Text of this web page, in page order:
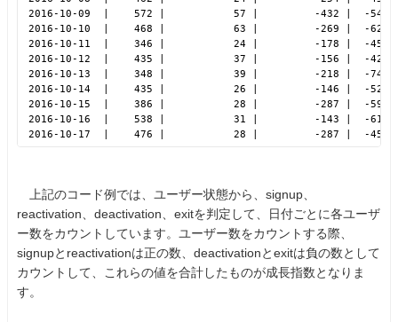
2016-10-09  |    572 |           57 |         -432 |  -54 |
2016-10-10  |    468 |           63 |         -269 |  -62 |
2016-10-11  |    346 |           24 |         -178 |  -45 |
2016-10-12  |    435 |           37 |         -156 |  -42 |
2016-10-13  |    348 |           39 |         -218 |  -74 |
2016-10-14  |    435 |           26 |         -146 |  -52 |
2016-10-15  |    386 |           28 |         -287 |  -59 |
2016-10-16  |    538 |           31 |         -143 |  -61 |
2016-10-17  |    476 |           28 |         -287 |  -45 |
上記のコード例では、ユーザー状態から、signup、
reactivation、deactivation、exitを判定して、日付ごとに各ユーザ
ー数をカウントしています。ユーザー数をカウントする際、
signupとreactivationは正の数、deactivationとexitは負の数として
カウントして、これらの値を合計したものが成長指数となりま
す。